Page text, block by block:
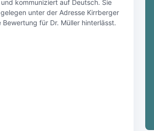
kommuniziert auf Deutsch. Sie
unter der Adresse Kirrberger
für Dr. Müller hinterlässt.